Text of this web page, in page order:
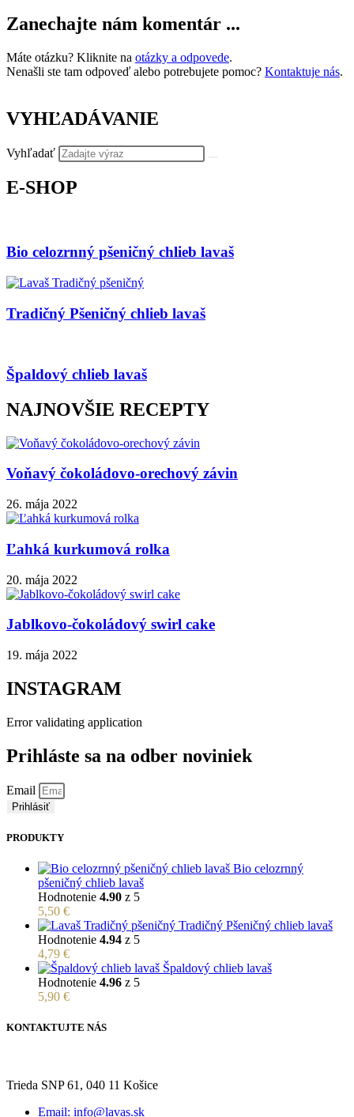
Zanechajte nám komentár ...
Máte otázku? Kliknite na otázky a odpovede.
Nenašli ste tam odpoveď alebo potrebujete pomoc? Kontaktuje nás.
VYHĽADÁVANIE
Vyhľadať
E-SHOP
Bio celozrnný pšeničný chlieb lavaš
Tradičný Pšeničný chlieb lavaš
Špaldový chlieb lavaš
NAJNOVŠIE RECEPTY
Voňavý čokoládovo-orechový závin
26. mája 2022
Ľahká kurkumová rolka
20. mája 2022
Jablkovo-čokoládový swirl cake
19. mája 2022
INSTAGRAM
Error validating application
Prihláste sa na odber noviniek
Email
Prihlásiť
PRODUKTY
Bio celozrnný
pšeničný chlieb lavaš
Hodnotenie 4.90 z 5
5,50 €
Tradičný Pšeničný chlieb lavaš
Hodnotenie 4.94 z 5
4,79 €
Špaldový chlieb lavaš
Hodnotenie 4.96 z 5
5,90 €
KONTAKTUJTE NÁS
Trieda SNP 61, 040 11 Košice
Email: info@lavas.sk